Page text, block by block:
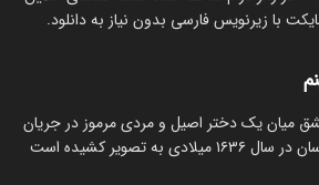
میان یک دختر اصیل و مردی مرموز در جریان
حمله سلسله چینگ به چوسان در سال ۱۶۳۶ میلادی به تصویر کشیده است